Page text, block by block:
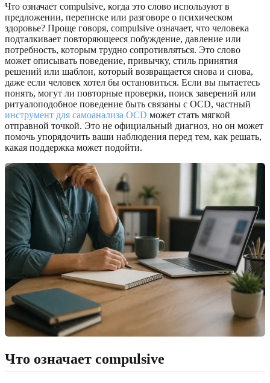
Что означает compulsive, когда это слово используют в
предложении, переписке или разговоре о психическом
здоровье? Проще говоря, compulsive означает, что человека
подталкивает повторяющееся побуждение, давление или
потребность, которым трудно сопротивляться. Это слово
может описывать поведение, привычку, стиль принятия
решений или шаблон, который возвращается снова и снова,
даже если человек хотел бы остановиться. Если вы пытаетесь
понять, могут ли повторные проверки, поиск заверений или
ритуалоподобное поведение быть связаны с OCD, частный
инструмент для самоанализа OCD может стать мягкой
отправной точкой. Это не официальный диагноз, но он может
помочь упорядочить ваши наблюдения перед тем, как решать,
какая поддержка может подойти.
Что означает compulsive